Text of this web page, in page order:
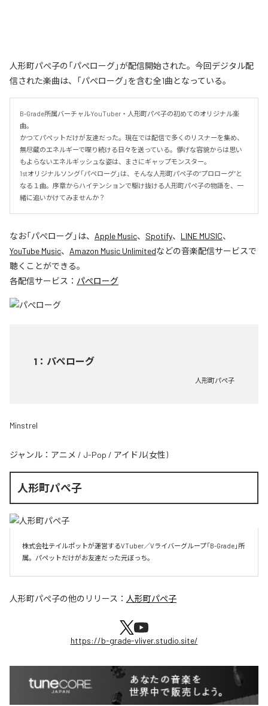
人形町パぺ子の「パぺローグ」が配信開始された。今回デジタル配
信された楽曲は、「パぺローグ」を含む全1曲となっている。
B-Grade所属バーチャルYouTuber・人形町パペ子の初めてのオリジナル楽
曲。
かつてパペットだけが友達だった。現在では配信で多くのリスナーを集め、
無尽蔵のエネルギーで喋り続ける日々を送っている。儚げな容貌からは思い
もよらないエネルギッシュな姿は、まさにギャップモンスター。
1stオリジナルソング「パペローグ」は、そんな人形町パペ子の“プロローグ”と
なる１曲。序章からハイテンションで駆け抜ける人形町パペ子の物語を、一
緒に追いかけてみませんか？
なお「パぺローグ」は、 Apple Music、 Spotify、 LINE MUSIC、
YouTube Music、 Amazon Music Unlimitedなどの音楽配信サービスで
聴くことができる。
各配信サービス： パぺローグ
1 ： パぺローグ
人形町パぺ子
Minstrel
ジャンル： アニメ / J-Pop / アイドル(女性)
人形町パぺ子
株式会社テイルポットが運営するVTuber／Vライバーグループ「B-Grade」所
属。パペットだけがお友達だった元ぼっち。
人形町パぺ子の他のリリース： 人形町パぺ子
https://b-grade-vliver.studio.site/